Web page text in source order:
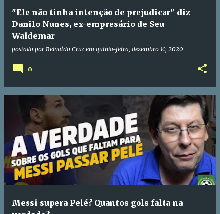
"Ele não tinha intenção de prejudicar" diz
Danilo Nunes, ex-empresário de Seu
Waldemar
postado por Reinaldo Cruz em quinta-feira, dezembro 10, 2020
0
Messi supera Pelé? Quantos gols falta na